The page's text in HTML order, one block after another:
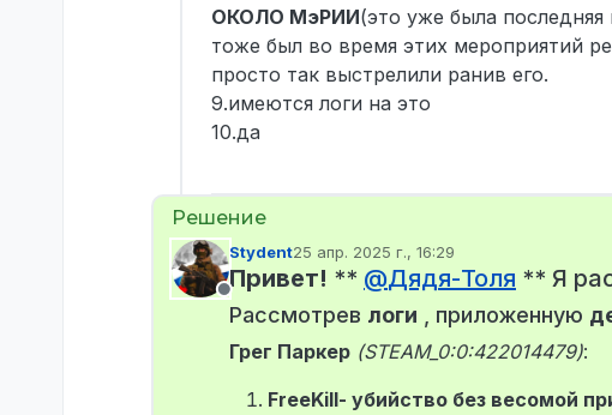
ОКОЛО МэРИИ(это уже была
тоже был во время этих мероприятий
просто так выстрелили ранив его.
9.имеются логи на это
10.да
Не в сети
Stydent25 апр. 2025 г., 16:29
отредактировано
Привет! ** @Дядя-Толя ** Я
Рассмотрев логи , приложенную
Грег Паркер (STEAM_0:0:422014479):
FreeKill- убийство без весомой